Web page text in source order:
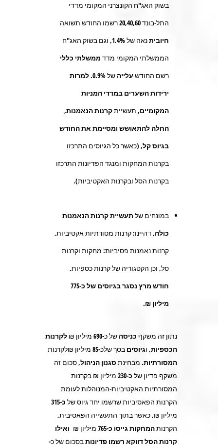
בשוק האג"ח הקונצרני המקומי מדדי
התל-בונד20,40,60רשמו החודש תשואה
חיוביתנאה של1.4%, וגם בשוק האג"ח
הממשלתי המקומי מדד ממשלתי כללי
רשם החודש עלייה של 0.9%
.למרות
ירידות השערים במדדי המניות
המקומיים, תעשייתקרנות הנאמנות,
החלה להתאושש ומסיימת את החודש
בגיוס קל, (כאשר כל הגיוסים התרכזו
בקרנות המחקות ומנגד הפדיונות התרכזו
בקרנות הסל ובקרנות האקטיביות).
במונחים של תעשיית קרנות הנאמנות
כולה, דהיינו: קרנות מסורתיות אקטיביות,
קרנות נאמנות פסיביות: מחקות וקרנות
סל, וכן הקטגוריה של קרנות כספיות,
חודש מרץ נסגר בגיוסים של כ-775
מיליון ₪.
נתון זה משקף כניסה של כ-690 מיליון ₪ לקרנות
הכספיות, וגיוסים בסך שלכ-85 מיליון ₪לקרנות
המסורתיות. מבחינת סגנון הניהול, סכום זה
משקף פדיון של כ-230
מיליון ₪ בקרנות
המסורתיות האקטיביות-המנוהלות לעומת
הקרנות הפאסיביות שרשמו יחד גיוס של כ-315
מיליון ₪, כאשר בתוך התעשייה הפאסיבית,
הקרנותהמחקות גייסו כ-765 מיליון ₪ ואילו
קרנות הסלדווקא רשמו פדיונותבסכום של כ-